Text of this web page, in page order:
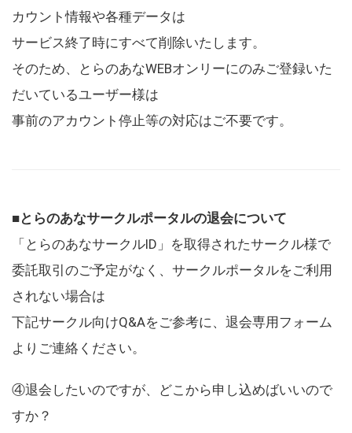
カウント情報や各種データは
サービス終了時にすべて削除いたします。
そのため、とらのあなWEBオンリーにのみご登録いた
だいているユーザー様は
事前のアカウント停止等の対応はご不要です。
■とらのあなサークルポータルの退会について
「とらのあなサークルID」を取得されたサークル様で
委託取引のご予定がなく、サークルポータルをご利用
されない場合は
下記サークル向けQ&Aをご参考に、退会専用フォーム
よりご連絡ください。
④退会したいのですが、どこから申し込めばいいので
すか？